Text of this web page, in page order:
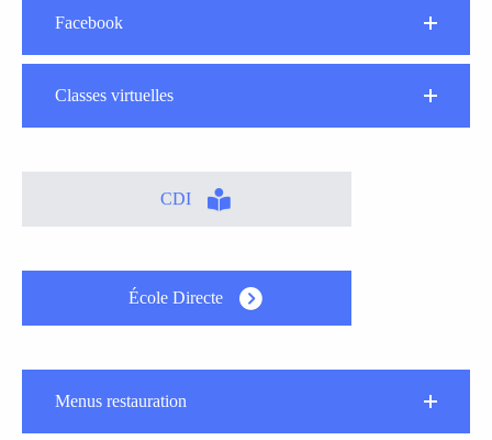
Facebook
Classes virtuelles
CDI
École Directe
Menus restauration